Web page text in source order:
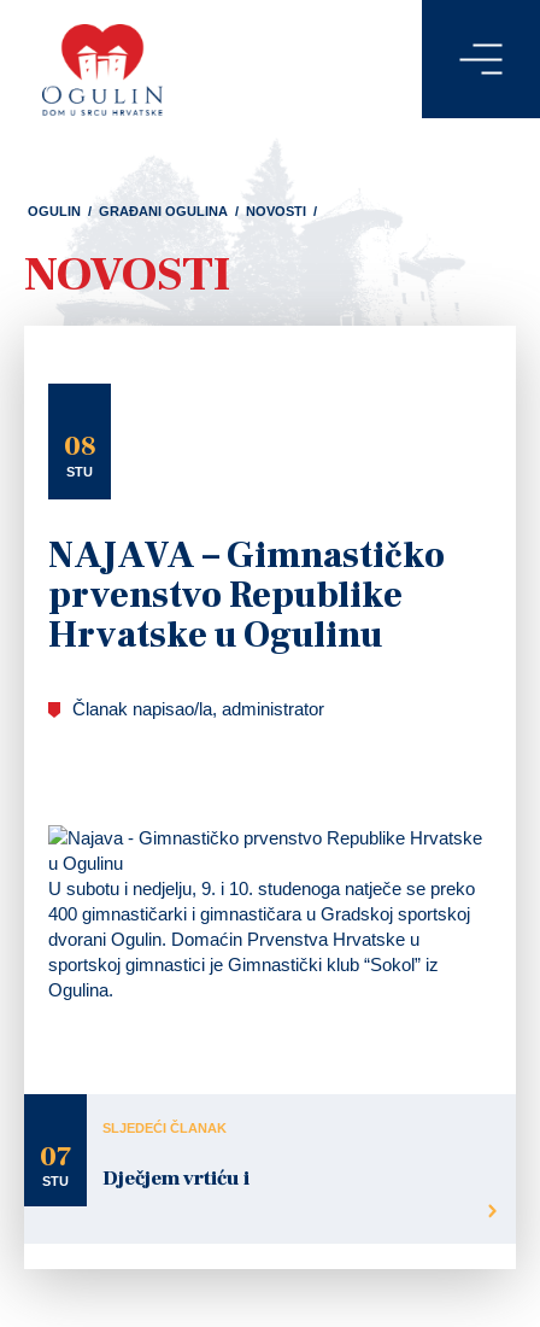
OGULIN / GRAĐANI OGULINA / NOVOSTI /
NOVOSTI
08
STU
NAJAVA – Gimnastičko
prvenstvo Republike
Hrvatske u Ogulinu
Članak napisao/la, administrator
U subotu i nedjelju, 9. i 10. studenoga natječe se preko
400 gimnastičarki i gimnastičara u Gradskoj sportskoj
dvorani Ogulin. Domaćin Prvenstva Hrvatske u
sportskoj gimnastici je Gimnastički klub “Sokol” iz
Ogulina.
07
STU
SLJEDEĆI ČLANAK
Dječjem vrtiću i